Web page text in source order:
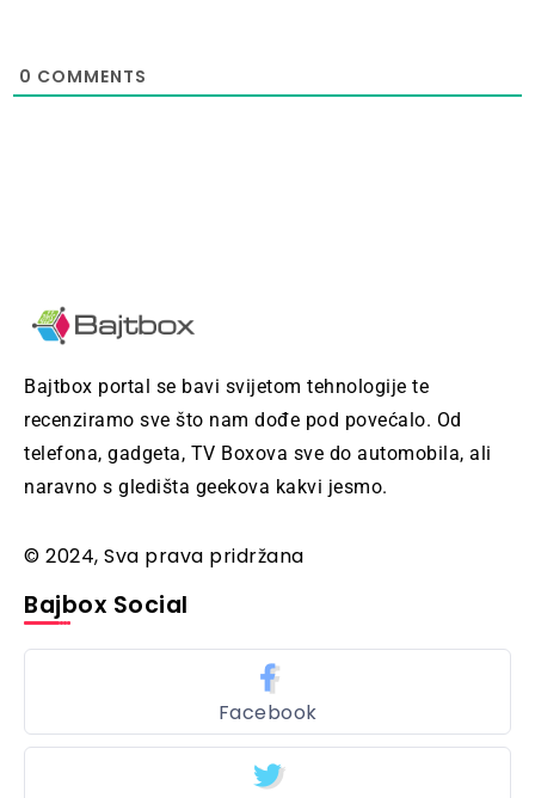
0 COMMENTS
Bajtbox portal se bavi svijetom tehnologije te
recenziramo sve što nam dođe pod povećalo. Od
telefona, gadgeta, TV Boxova sve do automobila, ali
naravno s gledišta geekova kakvi jesmo.
© 2024, Sva prava pridržana
Bajbox Social
Facebook